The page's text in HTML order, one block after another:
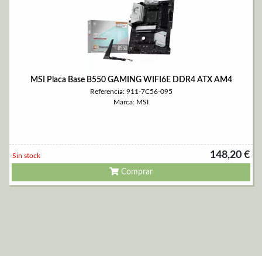
MSI Placa Base B550 GAMING WIFI6E DDR4 ATX AM4
Referencia: 911-7C56-095
Marca: MSI
148,20 €
Sin stock
Comprar